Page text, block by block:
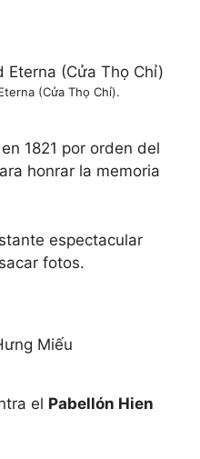
(Cửa Thọ Chỉ).
1821 por orden del
honrar la memoria
espectacular
fotos.
el Pabellón Hien